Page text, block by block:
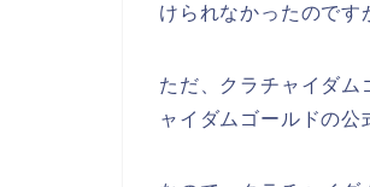
けられなかったのです
ただ、クラチャイダム
ャイダムゴールドの公